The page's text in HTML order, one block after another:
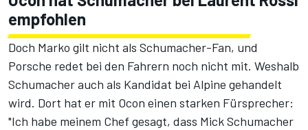
empfohlen
Doch Marko gilt nicht als Schumacher-Fan, und
Porsche redet bei den Fahrern noch nicht mit. Weshalb
Schumacher auch als Kandidat bei Alpine gehandelt
wird. Dort hat er mit Ocon einen starken Fürsprecher:
"Ich habe meinem Chef gesagt, dass Mick Schumacher